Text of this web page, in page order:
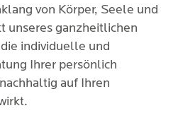
von Körper, Seele und
unseres ganzheitlichen
individuelle und
Ihrer persönlich
auf Ihren